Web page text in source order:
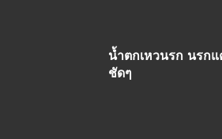
น้ำตกเหวนรก นรก
ชัดๆ